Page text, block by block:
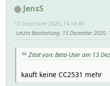
JensS
13 Dezember 2020, 14:18:49
Letzte Bearbeitung: 13 Dezember 2020,
Zitat von: Beta-User am 13
kauft keine CC2531 mehr